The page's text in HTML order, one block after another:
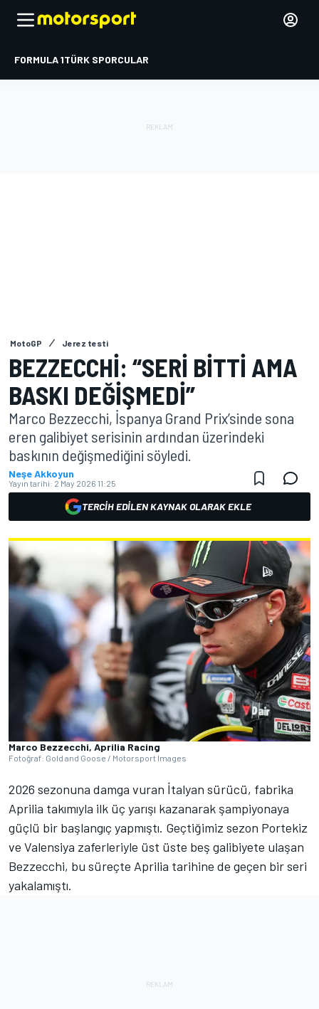
FORMULA 1TÜRK SPORCULAR
MotoGP Jerez testi
BEZZECCHI: “SERI BITTI AMA
BASKI DEĞIŞMEDI”
Marco Bezzecchi, İspanya Grand Prix’sinde sona
eren galibiyet serisinin ardından üzerindeki
baskının değişmediğini söyledi.
Neşe Akkoyun
Yayın tarihi: 2 May 2026 11:25
TERCIH EDILEN KAYNAK OLARAK EKLE
Marco Bezzecchi, Aprilia Racing
Fotoğraf: Gold and Goose / Motorsport Images
2026 sezonuna damga vuran İtalyan sürücü, fabrika
Aprilia takımıyla ilk üç yarışı kazanarak şampiyonaya
güçlü bir başlangıç yapmıştı. Geçtiğimiz sezon Portekiz
ve Valensiya zaferleriyle üst üste beş galibiyete ulaşan
Bezzecchi, bu süreçte Aprilia tarihine de geçen bir seri
yakalamıştı.